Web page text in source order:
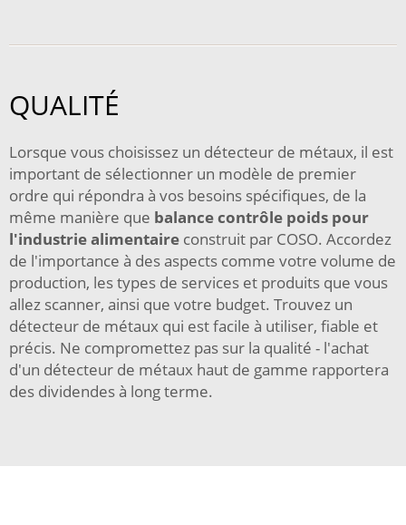
QUALITÉ
Lorsque vous choisissez un détecteur de métaux, il est
important de sélectionner un modèle de premier
ordre qui répondra à vos besoins spécifiques, de la
même manière que balance contrôle poids pour
l'industrie alimentaire construit par COSO. Accordez
de l'importance à des aspects comme votre volume de
production, les types de services et produits que vous
allez scanner, ainsi que votre budget. Trouvez un
détecteur de métaux qui est facile à utiliser, fiable et
précis. Ne compromettez pas sur la qualité - l'achat
d'un détecteur de métaux haut de gamme rapportera
des dividendes à long terme.